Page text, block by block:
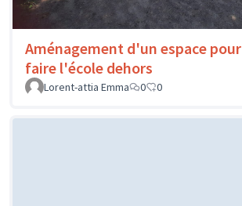
Aménagement d'un espace pour
faire l'école dehors
Lorent-attia Emma
0 0